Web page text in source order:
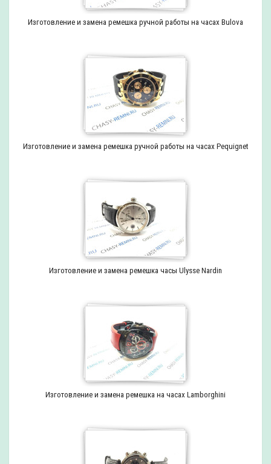
Изготовление и замена ремешка ручной работы на часах Bulova
Изготовление и замена ремешка ручной работы на часах Pequignet
Изготовление и замена ремешка часы Ulysse Nardin
Изготовление и замена ремешка на часах Lamborghini